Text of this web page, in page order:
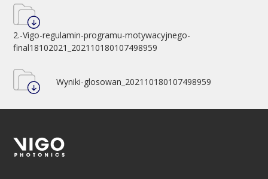
2.-Vigo-regulamin-programu-motywacyjnego-
final18102021_202110180107498959
Wyniki-glosowan_202110180107498959